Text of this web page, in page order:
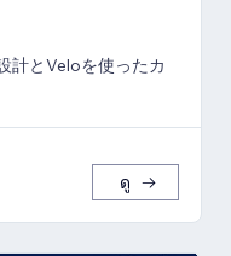
計とVeloを使ったカ
ดู